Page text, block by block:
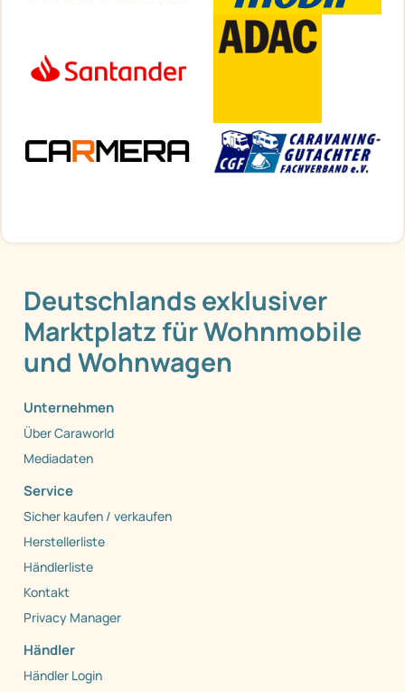
Deutschlands exklusiver
Marktplatz für Wohnmobile
und Wohnwagen
Unternehmen
Über Caraworld
Mediadaten
Service
Sicher kaufen / verkaufen
Herstellerliste
Händlerliste
Kontakt
Privacy Manager
Händler
Händler Login